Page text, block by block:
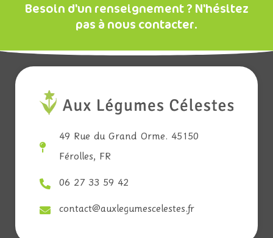
Besoin d'un renseignement ? N'hésitez
pas à nous contacter.
49 Rue du Grand Orme. 45150
Férolles, FR
06 27 33 59 42
contact@auxlegumescelestes.fr